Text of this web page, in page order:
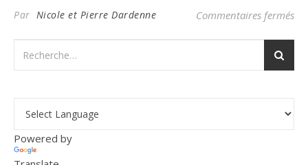
Par Nicole et Pierre Dardenne Commentaires fermés
Powered by